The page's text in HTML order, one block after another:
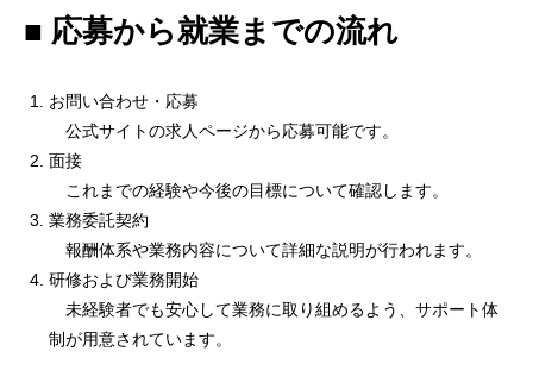
■ 応募から就業までの流れ
お問い合わせ・応募
公式サイトの求人ページから応募可能です。
面接
これまでの経験や今後の目標について確認します。
業務委託契約
報酬体系や業務内容について詳細な説明が行われます。
研修および業務開始
未経験者でも安心して業務に取り組めるよう、サポート体
制が用意されています。